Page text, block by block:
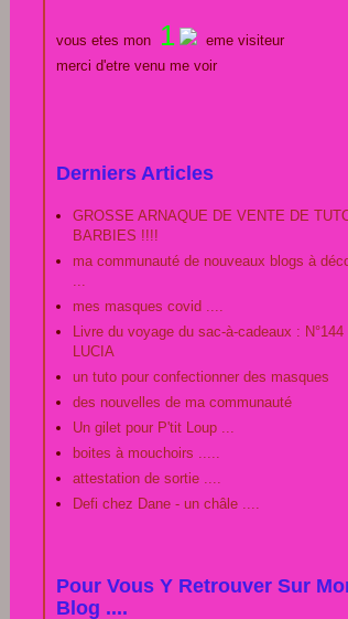
vous etes mon 1
eme visiteur
merci d'etre venu me voir
Derniers Articles
GROSSE ARNAQUE DE VENTE DE
BARBIES !!!!
ma communauté de nouveaux blogs à
...
mes masques covid ....
Livre du voyage du sac-à-cadeaux : N°144
LUCIA
un tuto pour confectionner des masques
des nouvelles de ma communauté
Un gilet pour P'tit Loup ...
boites à mouchoirs .....
attestation de sortie ....
Defi chez Dane - un châle ....
Pour Vous Y Retrouver Sur
Blog ....